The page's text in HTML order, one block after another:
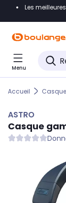
Accéder
Accéder
Accéder
Les
Menu
Accueil
ASTRO
Casque